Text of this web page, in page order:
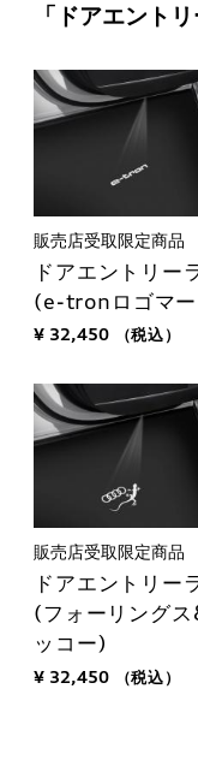
「ドアエント
販売店受取限定商品
ドアエントリー
(e-tronロゴマ
¥ 32,450 （税込）
販売店受取限定商品
ドアエントリー
(フォーリング
ッコー)
¥ 32,450 （税込）